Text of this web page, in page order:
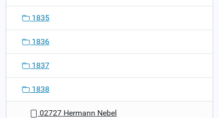
1835
1836
1837
1838
02727 Hermann Nebel